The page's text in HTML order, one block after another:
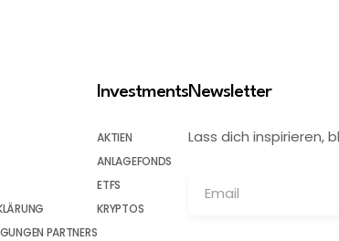
PARTNERS
Investments
AKTIEN
ANLAGEFONDS
ETFS
KRYPTOS
Newsletter
Lass dich inspirieren,